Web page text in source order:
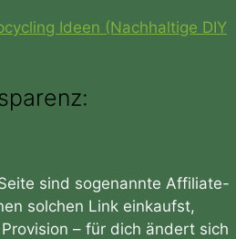
Ideen (Nachhaltige DIY
sind sogenannte Affiliate-
solchen Link einkaufst,
– für dich ändert sich